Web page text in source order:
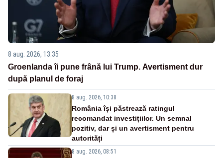
8 aug. 2026, 13:35
Groenlanda îi pune frână lui Trump. Avertisment dur
după planul de foraj
8 aug. 2026, 10:38
România își păstrează ratingul
recomandat investițiilor. Un semnal
pozitiv, dar și un avertisment pentru
autorități
8 aug. 2026, 08:51